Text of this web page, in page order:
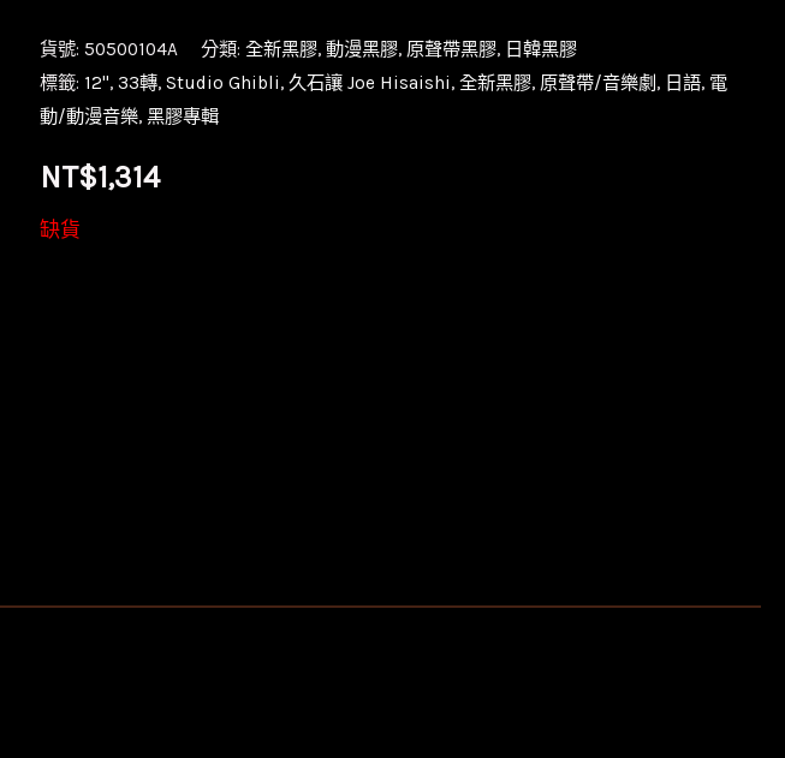
貨號:50500104A 分類:全新黑膠,動漫黑膠, 原聲帶黑膠, 日韓黑膠
標籤: 12'',33轉,Studio Ghibli,久石讓 Joe Hisaishi,全新黑膠, 原聲帶/音樂劇 , 日語, 電
動/動漫音樂,黑膠專輯
NT$1,314
缺貨